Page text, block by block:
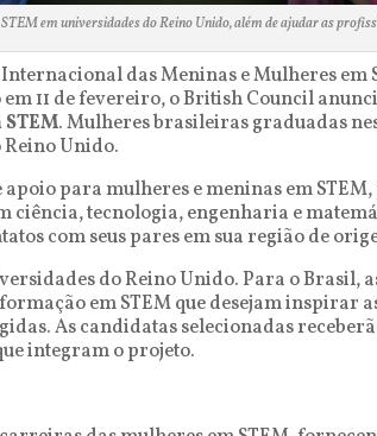
em universidades do Reino Unido, além de ajudar as
das Meninas e Mulheres
11 de fevereiro, o British Council
. Mulheres brasileiras graduadas
Unido.
para mulheres e meninas em
tecnologia, engenharia e
com seus pares em sua região de
do Reino Unido. Para o Brasil,
em STEM que desejam inspirar
As candidatas selecionadas
integram o projeto.